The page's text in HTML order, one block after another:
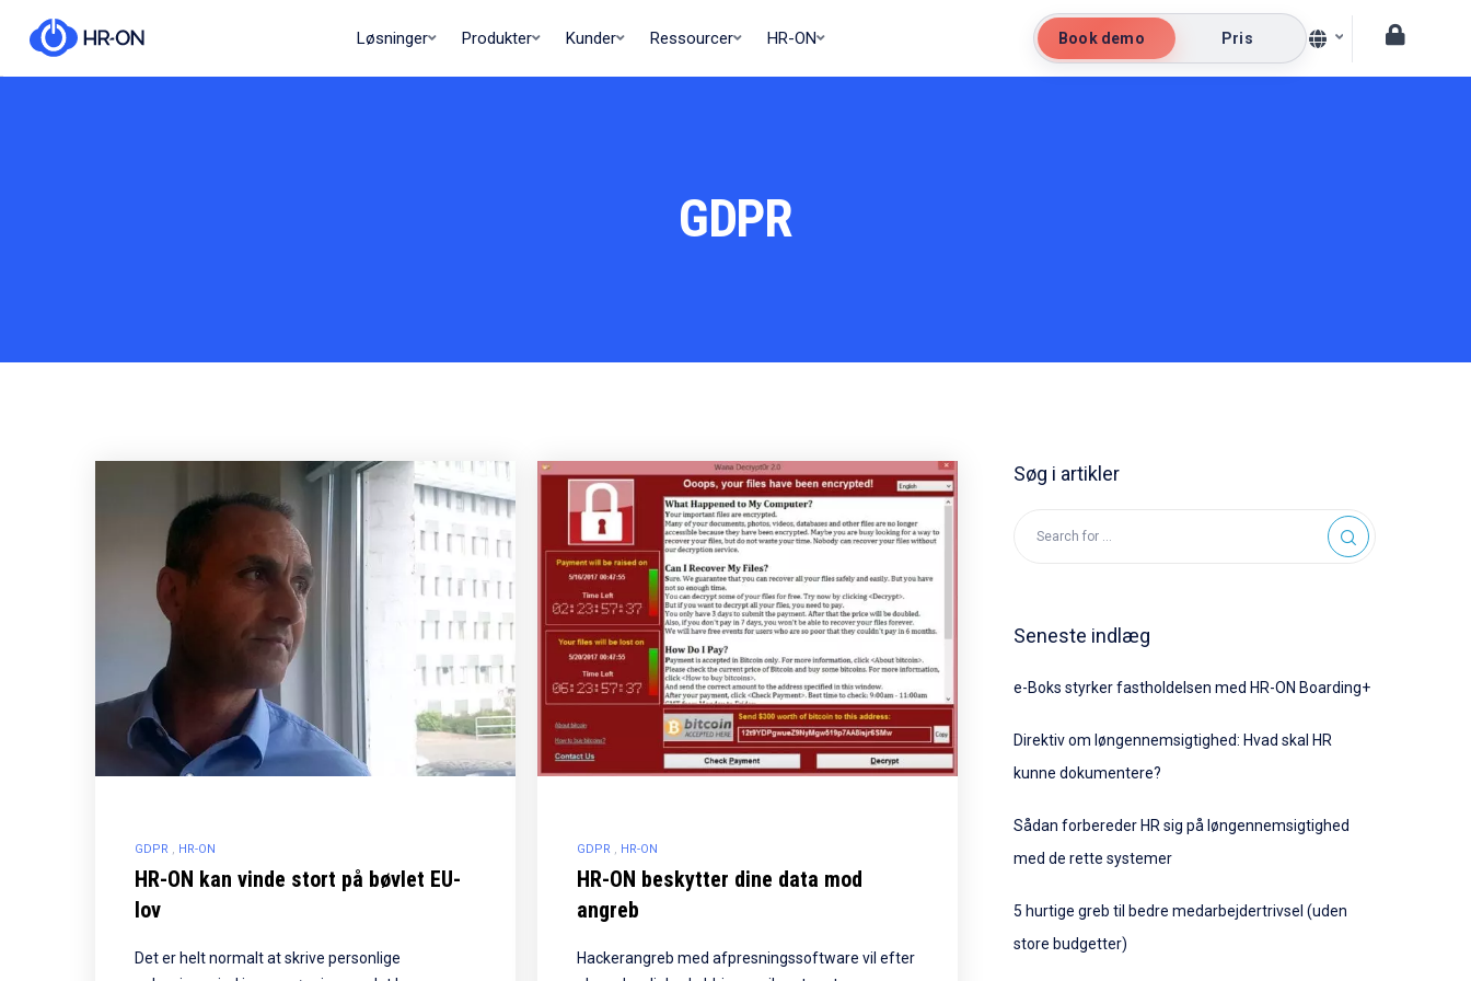
Løsninger Produkter Kunder Ressourcer HR-ON Book demo Pris
GDPR
GDPR HR-ON
HR-ON kan vinde stort på bøvlet EU-
lov
Det er helt normalt at skrive personlige
GDPR HR-ON
HR-ON beskytter dine data mod
angreb
Hackerangreb med afpresningssoftware vil efter
Søg i artikler
Seneste indlæg
e-Boks styrker fastholdelsen med HR-ON Boarding+
Direktiv om løngennemsigtighed: Hvad skal HR
kunne dokumentere?
Sådan forbereder HR sig på løngennemsigtighed
med de rette systemer
5 hurtige greb til bedre medarbejdertrivsel (uden
store budgetter)